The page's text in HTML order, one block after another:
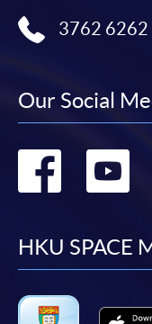
某些課程須甄
申請人可使用
定繳費靈網上
碼，請瀏覽繳
*信用咭網上
3762 6262
Our Social
Go
HKU SPACE